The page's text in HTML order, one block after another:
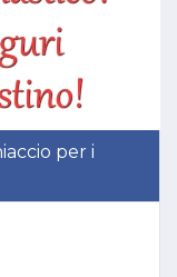
per i